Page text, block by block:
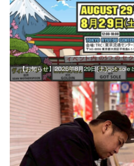
【お知らせ】2026年8月29日(土)got sole